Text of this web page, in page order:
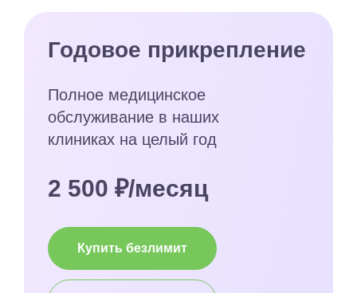
Годовое прикрепление
Полное медицинское
обслуживание в наших
клиниках на целый год
2 500 ₽/месяц
Купить безлимит